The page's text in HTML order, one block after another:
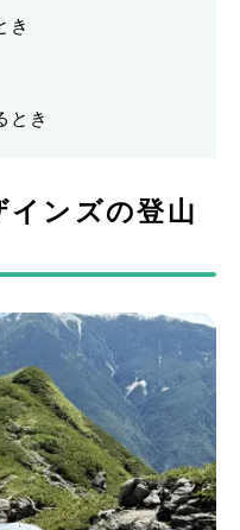
き
とき
インズの登山